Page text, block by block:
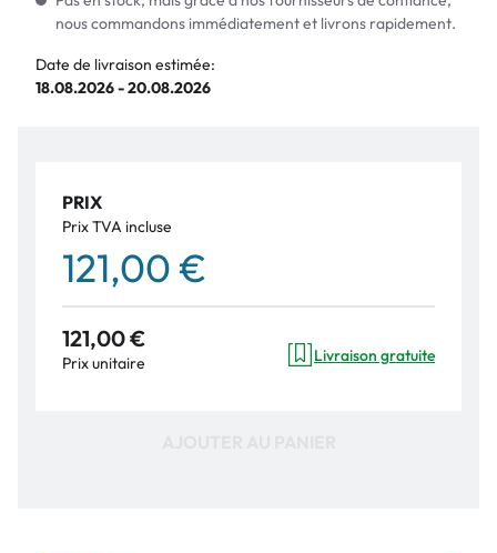
nous commandons immédiatement et livrons rapidement.
Date de livraison estimée:
18.08.2026 - 20.08.2026
PRIX
Prix TVA incluse
121,00 €
121,00 €
Prix unitaire Livraison gratuite